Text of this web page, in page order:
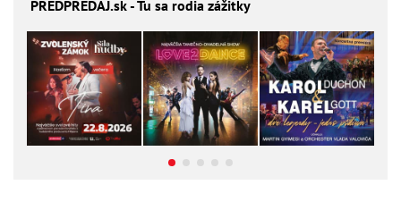
PREDPREDAJ.sk - Tu sa rodia zážitky